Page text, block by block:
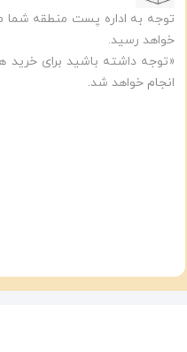
خواهد رسید.
انجام خواهد شد.